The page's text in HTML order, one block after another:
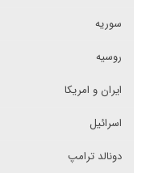
سوریه
روسیه
ایران و امریکا
اسرائیل
دونالد ترامپ